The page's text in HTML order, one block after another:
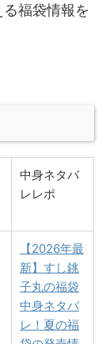
福袋情報を
中身ネタバ
レレポ
【2026年最
新】すし銚
子丸の福袋
中身ネタバ
レ！夏の福